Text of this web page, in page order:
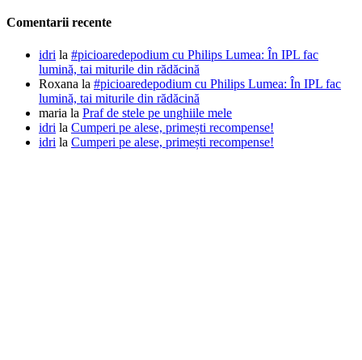
Comentarii recente
idri la #picioaredepodium cu Philips Lumea: În IPL fac
lumină, tai miturile din rădăcină
Roxana la #picioaredepodium cu Philips Lumea: În IPL fac
lumină, tai miturile din rădăcină
maria la Praf de stele pe unghiile mele
idri la Cumperi pe alese, primești recompense!
idri la Cumperi pe alese, primești recompense!